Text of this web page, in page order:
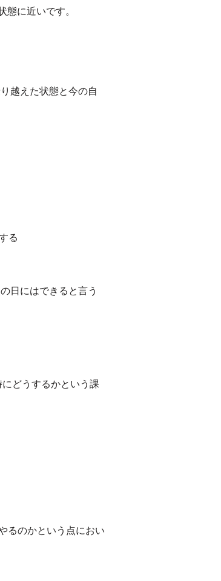
に近いです。
越えた状態と今の自
る
日にはできると言う
どうするかという課
るのかという点におい